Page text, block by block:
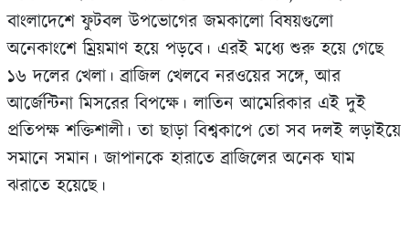
বাংলাদেশে ফুটবল উপভোগের জমকালো বিষয়গুলো
অনেকাংশে ম্রিয়মাণ হয়ে পড়বে। এরই মধ্যে শুরু হয়ে গেছে
১৬ দলের খেলা। ব্রাজিল খেলবে নরওয়ের সঙ্গে, আর
আর্জেন্টিনা মিসরের বিপক্ষে। লাতিন আমেরিকার এই দুই
প্রতিপক্ষ শক্তিশালী। তা ছাড়া বিশ্বকাপে তো সব দলই লড়াইয়ে
সমানে সমান। জাপানকে হারাতে ব্রাজিলের অনেক ঘাম
ঝরাতে হয়েছে।